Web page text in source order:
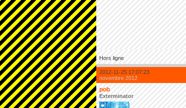
Hors ligne
2012-11-25 17:07:23
novembre 2012
pob
Exterminator